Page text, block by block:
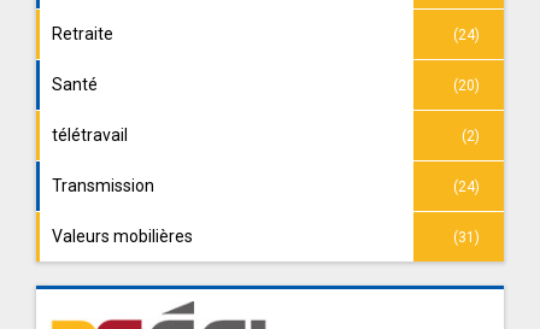
Retraite (24)
Santé (20)
télétravail (2)
Transmission (24)
Valeurs mobilières (31)